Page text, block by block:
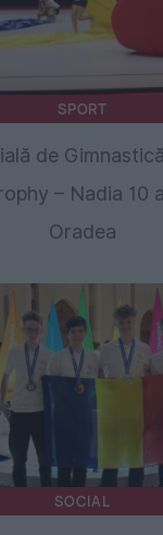
SPORT
de
– Nadia 10
Oradea
SOCIAL